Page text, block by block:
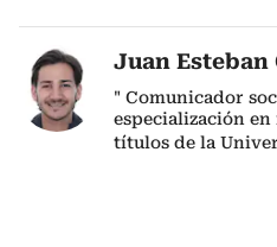
Juan
" Comunicador
especialización
títulos de la